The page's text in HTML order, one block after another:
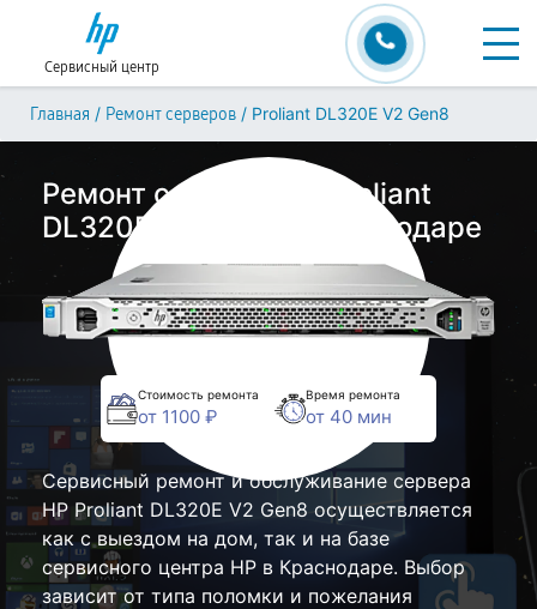
Сервисный центр
Главная / Ремонт серверов / Proliant DL320E V2 Gen8
Ремонт сервера HP Proliant
DL320E V2 Gen8 в Краснодаре
Стоимость ремонта
от 1100 ₽
Время ремонта
от 40 мин
Сервисный ремонт и обслуживание сервера
HP Proliant DL320E V2 Gen8 осуществляется
как с выездом на дом, так и на базе
сервисного центра HP в Краснодаре. Выбор
зависит от типа поломки и пожелания